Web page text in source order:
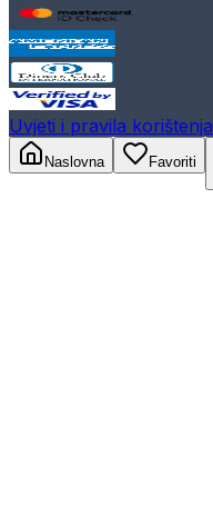
Uvjeti i pravila korištenja
Naslovna
Favoriti